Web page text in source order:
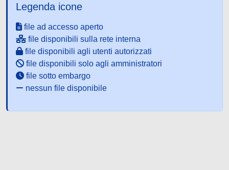
Legenda icone
file ad accesso aperto
file disponibili sulla rete interna
file disponibili agli utenti autorizzati
file disponibili solo agli amministratori
file sotto embargo
nessun file disponibile